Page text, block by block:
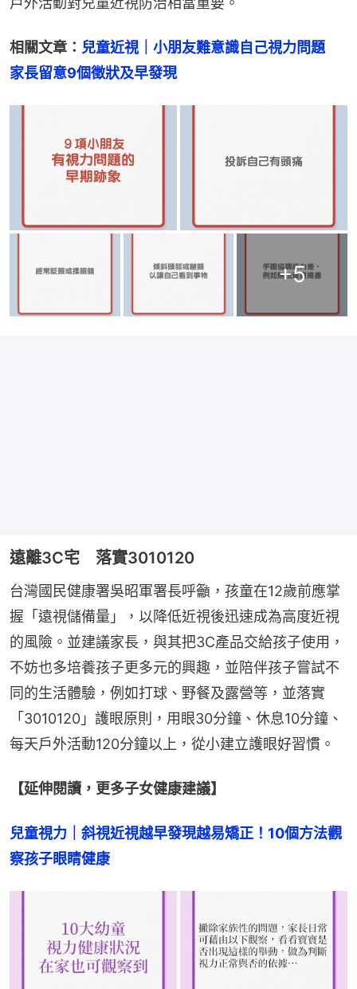
相關文章： 兒童近視｜小朋友難意識自己視力問題
家長留意9個徵狀及早發現
+5
遠離3C宅 落實3010120
台灣國民健康署吳昭軍署長呼籲，孩童在12歲前應掌
握「遠視儲備量」，以降低近視後迅速成為高度近視
的風險。並建議家長，與其把3C產品交給孩子使用，
不妨也多培養孩子更多元的興趣，並陪伴孩子嘗試不
同的生活體驗，例如打球、野餐及露營等，並落實
「3010120」護眼原則，用眼30分鐘、休息10分鐘、
每天戶外活動120分鐘以上，從小建立護眼好習慣。
【延伸閱讀，更多子女健康建議】
兒童視力｜斜視近視越早發現越易矯正！10個方法觀
察孩子眼睛健康